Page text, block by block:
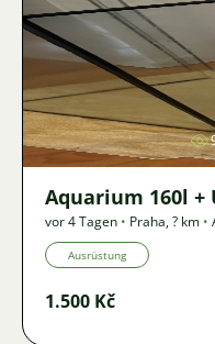
Aquarium 160l
vor 4 Tagen • Praha,? km •
Ausrüstung
1.500 Kč